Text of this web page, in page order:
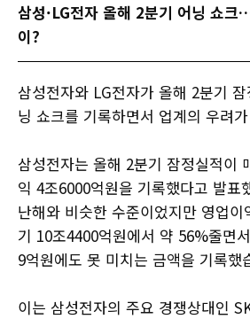
삼성·LG전자 올해 2분기 어닝 쇼크
이?
삼성전자와 LG전자가 올해 2분기
닝 쇼크를 기록하면서 업계의 우려
삼성전자는 올해 2분기 잠정실적이
익 4조6000억원을 기록했다고 발표
난해와 비슷한 수준이었지만 영업
기 10조4400억원에서 약 56%줄면
9억원에도 못 미치는 금액을 기록했
이는 삼성전자의 주요 경쟁상대인